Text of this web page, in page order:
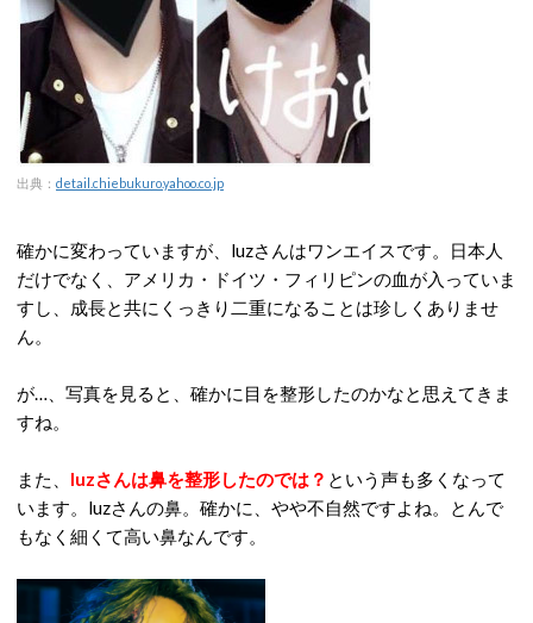
出典： detail.chiebukuro.yahoo.co.jp
確かに変わっていますが、luzさんはワンエイスです。日本人
だけでなく、アメリカ・ドイツ・フィリピンの血が入っていま
すし、成長と共にくっきり二重になることは珍しくありませ
ん。
が…、写真を見ると、確かに目を整形したのかなと思えてきま
すね。
また、 luzさんは鼻を整形したのでは？ という声も多くなって
います。luzさんの鼻。確かに、やや不自然ですよね。とんで
もなく細くて高い鼻なんです。